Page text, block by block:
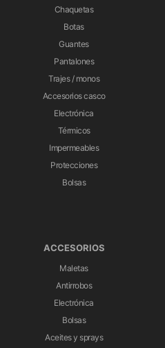
Chaquetas
Botas
Guantes
Pantalones
Trajes / monos
Accesorios casco
Electrónica
Térmicos
Impermeables
Protecciones
Bolsas
ACCESORIOS
Maletas
Antirrobos
Electrónica
Bolsas
Aceites y sprays